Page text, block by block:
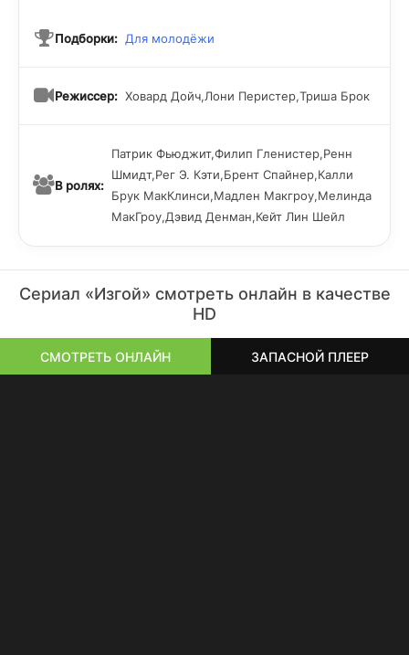
Подборки: Для молодёжи
Режиссер: Ховард Дойч,Лони Перистер,Триша Брок
В ролях:
Патрик Фьюджит,Филип Гленистер,Ренн
Шмидт,Рег Э. Кэти,Брент Спайнер,Калли
Брук МакКлинси,Мадлен Макгроу,Мелинда
МакГроу,Дэвид Денман,Кейт Лин Шейл
Сериал «Изгой» смотреть онлайн в качестве
HD
СМОТРЕТЬ ОНЛАЙН ЗАПАСНОЙ ПЛЕЕР